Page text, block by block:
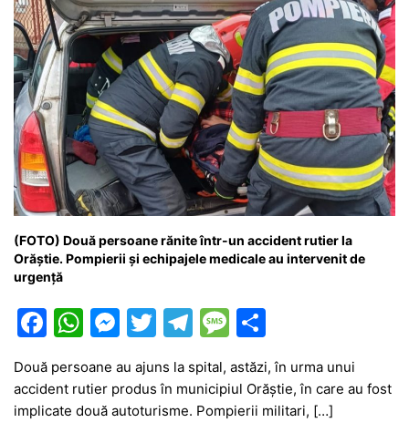
(FOTO) Două persoane rănite într-un accident rutier la
Orăștie. Pompierii și echipajele medicale au intervenit de
urgență
F
c
e
W
at
s
M
s
s
T
itt
er
T
e
gr
M
s
s
ta
je
Două persoane au ajuns la spital, astăzi, în urma unui
accident rutier produs în municipiul Orăștie, în care au fost
implicate două autoturisme. Pompierii militari, […]